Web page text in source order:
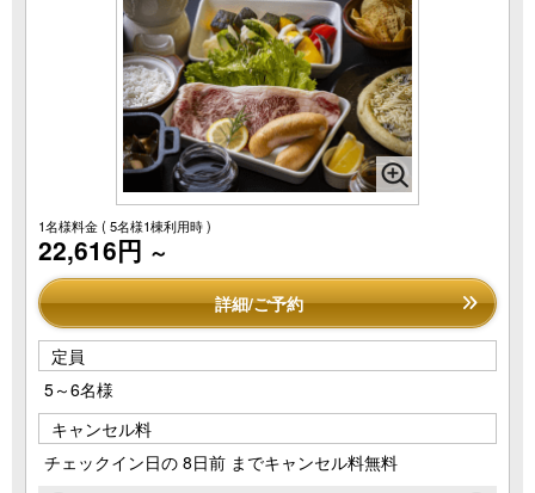
1名様料金( 5名様1棟利用時 )
22,616円 ～
詳細/ご予約
定員
5～6名様
キャンセル料
チェックイン日の 8日前 までキャンセル料無料